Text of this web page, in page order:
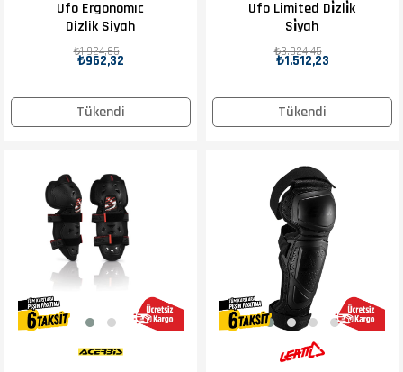
Tükendi
Ufo Ergonomıc
Dizlik Siyah
₺962,32
₺1.924,65
Tükendi
Ufo Limited Di̇zli̇k
Si̇yah
₺1.512,23
₺3.024,45